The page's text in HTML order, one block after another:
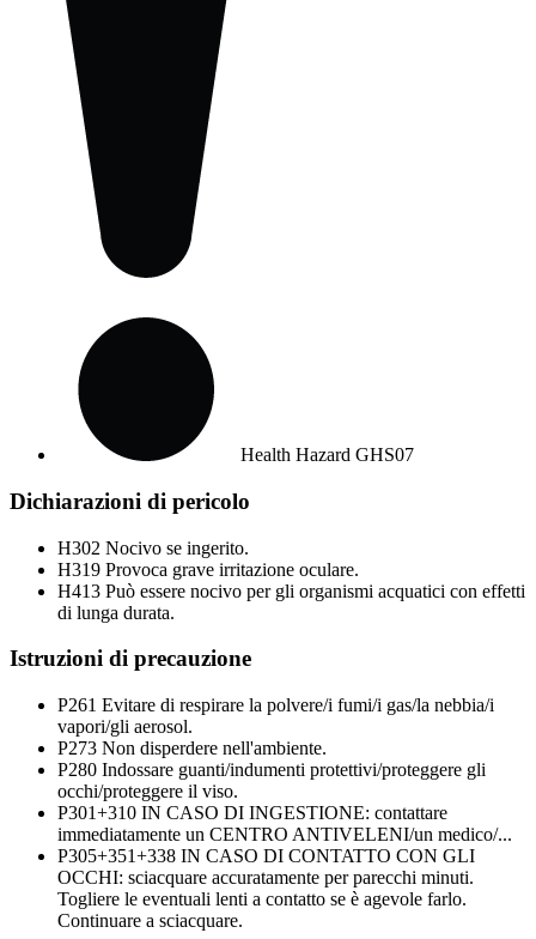
Health Hazard GHS07
Dichiarazioni di pericolo
H302 Nocivo se ingerito.
H319 Provoca grave irritazione oculare.
H413 Può essere nocivo per gli organismi acquatici con effetti
di lunga durata.
Istruzioni di precauzione
P261 Evitare di respirare la polvere/i fumi/i gas/la nebbia/i
vapori/gli aerosol.
P273 Non disperdere nell'ambiente.
P280 Indossare guanti/indumenti protettivi/proteggere gli
occhi/proteggere il viso.
P301+310 IN CASO DI INGESTIONE: contattare
immediatamente un CENTRO ANTIVELENI/un medico/...
P305+351+338 IN CASO DI CONTATTO CON GLI
OCCHI: sciacquare accuratamente per parecchi minuti.
Togliere le eventuali lenti a contatto se è agevole farlo.
Continuare a sciacquare.